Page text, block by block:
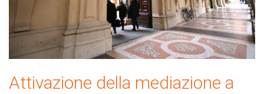
Attivazione della mediazione a